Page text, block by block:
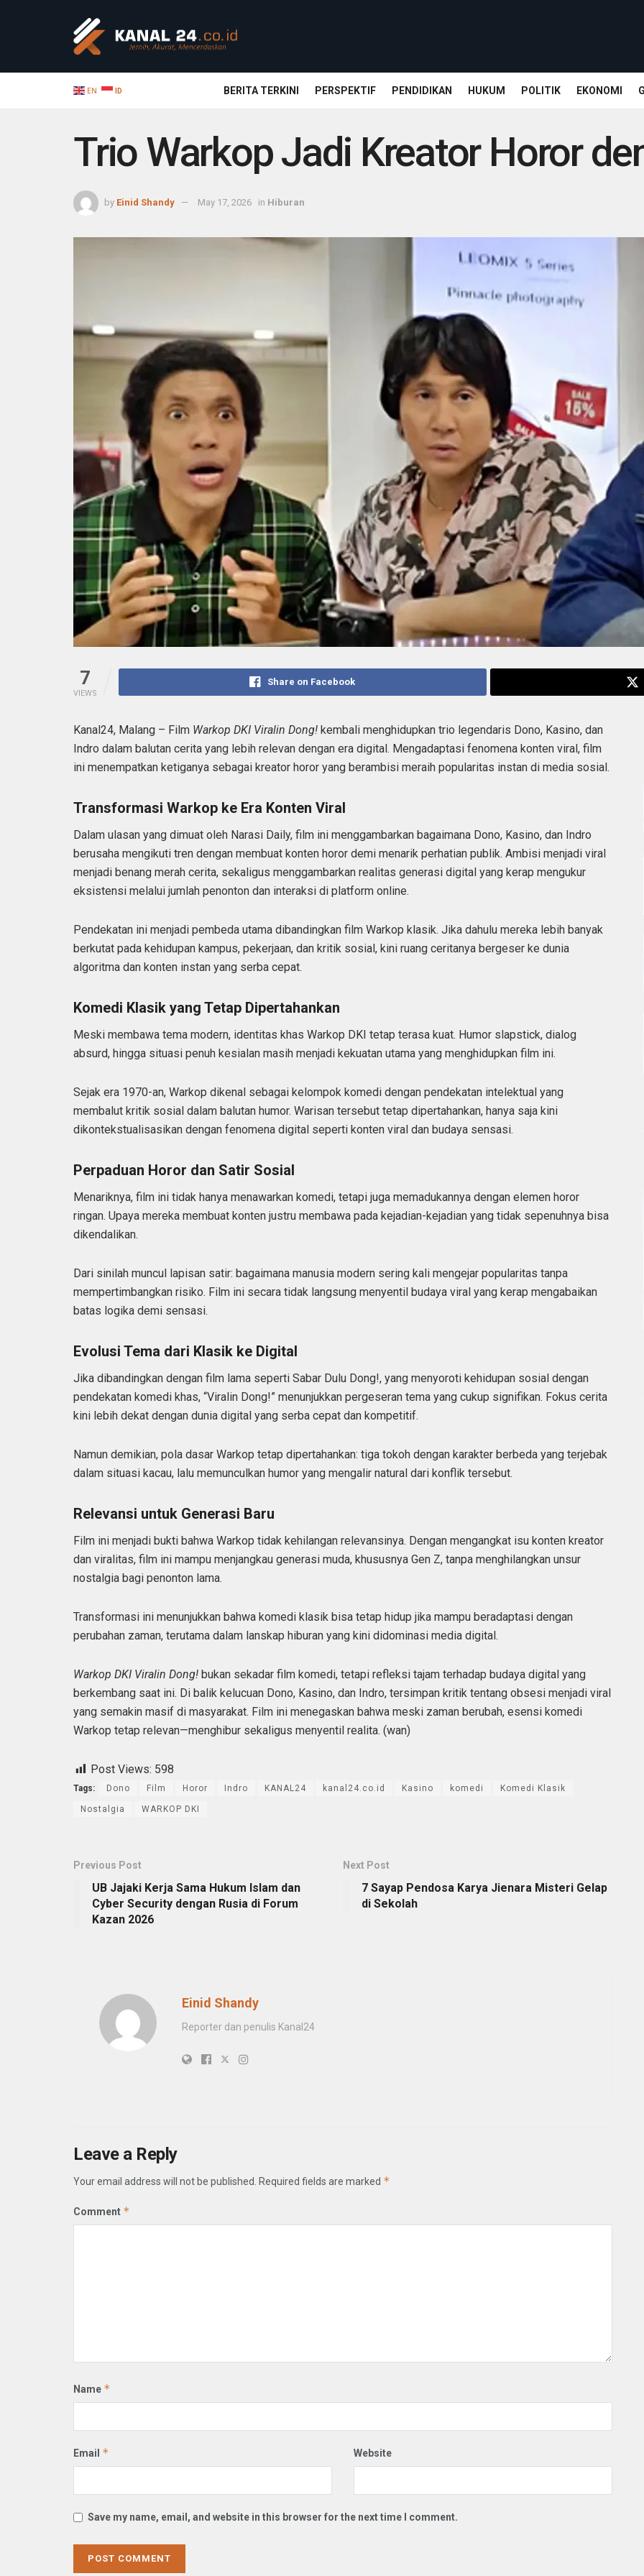
EN ID BERITA TERKINI PERSPEKTIF PENDIDIKAN HUKUM POLITIK EKONOMI
Trio Warkop Jadi Kreator Horor
by Einid Shandy May 17, 2026 in Hiburan
7
VIEWS
Share on Facebook
Kanal24, Malang – Film Warkop DKI Viralin Dong! kembali menghidupkan trio legendaris Dono, Kasino, dan
Indro dalam balutan cerita yang lebih relevan dengan era digital. Mengadaptasi fenomena konten viral, film
ini menempatkan ketiganya sebagai kreator horor yang berambisi meraih popularitas instan di media sosial.
Transformasi Warkop ke Era Konten Viral
Dalam ulasan yang dimuat oleh Narasi Daily, film ini menggambarkan bagaimana Dono, Kasino, dan Indro
berusaha mengikuti tren dengan membuat konten horor demi menarik perhatian publik. Ambisi menjadi viral
menjadi benang merah cerita, sekaligus menggambarkan realitas generasi digital yang kerap mengukur
eksistensi melalui jumlah penonton dan interaksi di platform online.
Pendekatan ini menjadi pembeda utama dibandingkan film Warkop klasik. Jika dahulu mereka lebih banyak
berkutat pada kehidupan kampus, pekerjaan, dan kritik sosial, kini ruang ceritanya bergeser ke dunia
algoritma dan konten instan yang serba cepat.
Komedi Klasik yang Tetap Dipertahankan
Meski membawa tema modern, identitas khas Warkop DKI tetap terasa kuat. Humor slapstick, dialog
absurd, hingga situasi penuh kesialan masih menjadi kekuatan utama yang menghidupkan film ini.
Sejak era 1970-an, Warkop dikenal sebagai kelompok komedi dengan pendekatan intelektual yang
membalut kritik sosial dalam balutan humor. Warisan tersebut tetap dipertahankan, hanya saja kini
dikontekstualisasikan dengan fenomena digital seperti konten viral dan budaya sensasi.
Perpaduan Horor dan Satir Sosial
Menariknya, film ini tidak hanya menawarkan komedi, tetapi juga memadukannya dengan elemen horor
ringan. Upaya mereka membuat konten justru membawa pada kejadian-kejadian yang tidak sepenuhnya bisa
dikendalikan.
Dari sinilah muncul lapisan satir: bagaimana manusia modern sering kali mengejar popularitas tanpa
mempertimbangkan risiko. Film ini secara tidak langsung menyentil budaya viral yang kerap mengabaikan
batas logika demi sensasi.
Evolusi Tema dari Klasik ke Digital
Jika dibandingkan dengan film lama seperti Sabar Dulu Dong!, yang menyoroti kehidupan sosial dengan
pendekatan komedi khas, “Viralin Dong!” menunjukkan pergeseran tema yang cukup signifikan. Fokus cerita
kini lebih dekat dengan dunia digital yang serba cepat dan kompetitif.
Namun demikian, pola dasar Warkop tetap dipertahankan: tiga tokoh dengan karakter berbeda yang terjebak
dalam situasi kacau, lalu memunculkan humor yang mengalir natural dari konflik tersebut.
Relevansi untuk Generasi Baru
Film ini menjadi bukti bahwa Warkop tidak kehilangan relevansinya. Dengan mengangkat isu konten kreator
dan viralitas, film ini mampu menjangkau generasi muda, khususnya Gen Z, tanpa menghilangkan unsur
nostalgia bagi penonton lama.
Transformasi ini menunjukkan bahwa komedi klasik bisa tetap hidup jika mampu beradaptasi dengan
perubahan zaman, terutama dalam lanskap hiburan yang kini didominasi media digital.
Warkop DKI Viralin Dong! bukan sekadar film komedi, tetapi refleksi tajam terhadap budaya digital yang
berkembang saat ini. Di balik kelucuan Dono, Kasino, dan Indro, tersimpan kritik tentang obsesi menjadi viral
yang semakin masif di masyarakat. Film ini menegaskan bahwa meski zaman berubah, esensi komedi
Warkop tetap relevan—menghibur sekaligus menyentil realita. (wan)
Post Views: 598
Tags: Dono Film Horor Indro KANAL24 kanal24.co.id Kasino komedi Komedi Klasik
Nostalgia WARKOP DKI
Previous Post
UB Jajaki Kerja Sama Hukum Islam dan
Cyber Security dengan Rusia di Forum
Kazan 2026
Next Post
7 Sayap Pendosa Karya Jienara Misteri Gelap
di Sekolah
Einid Shandy
Reporter dan penulis Kanal24
Leave a Reply
Your email address will not be published. Required fields are marked *
Comment *
Name *
Email * Website
Save my name, email, and website in this browser for the next time I comment.